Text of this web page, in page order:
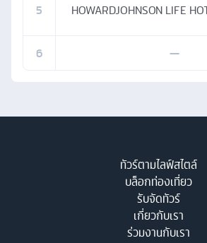
5 HOWARDJOHNSON LIFE
6 —
ทัวร์ตามไลฟ์สไตล์
บล็อกท่องเที่ยว
รับจัดทัวร์
เกี่ยวกับเรา
ร่วมงานกับเรา